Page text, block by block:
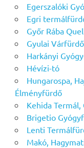
Egerszalóki
Egri
Győr Rába
Gyulai Várfürdő
Harkányi
Hévízi-tó
Hungarospa,
Élményfürdő
Kehida
Brigetio
Lenti
Makó,